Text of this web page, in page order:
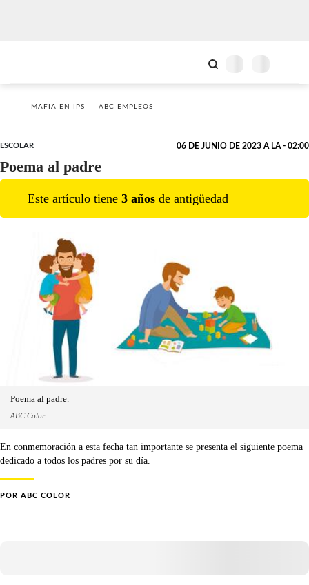
MAFIA EN IPS ABC EMPLEOS
ESCOLAR 06 DE JUNIO DE 2023 A LA - 02:00
Poema al padre
Este artículo tiene 3 años de antigüedad
Poema al padre.
ABC Color
En conmemoración a esta fecha tan importante se presenta el siguiente poema
dedicado a todos los padres por su día.
POR ABC COLOR